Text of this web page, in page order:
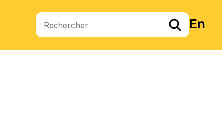
Termes de recherche En